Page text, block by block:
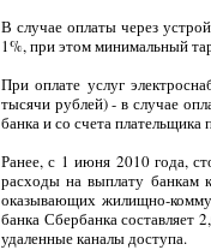
В случае оплаты через
1%, при этом минимальный
При оплате услуг
тысячи рублей) - в случае
банка и со счета
Ранее, с 1 июня 2010 года,
расходы на выплату банкам
оказывающих жилищно-
банка Сбербанка
удаленные каналы доступа.